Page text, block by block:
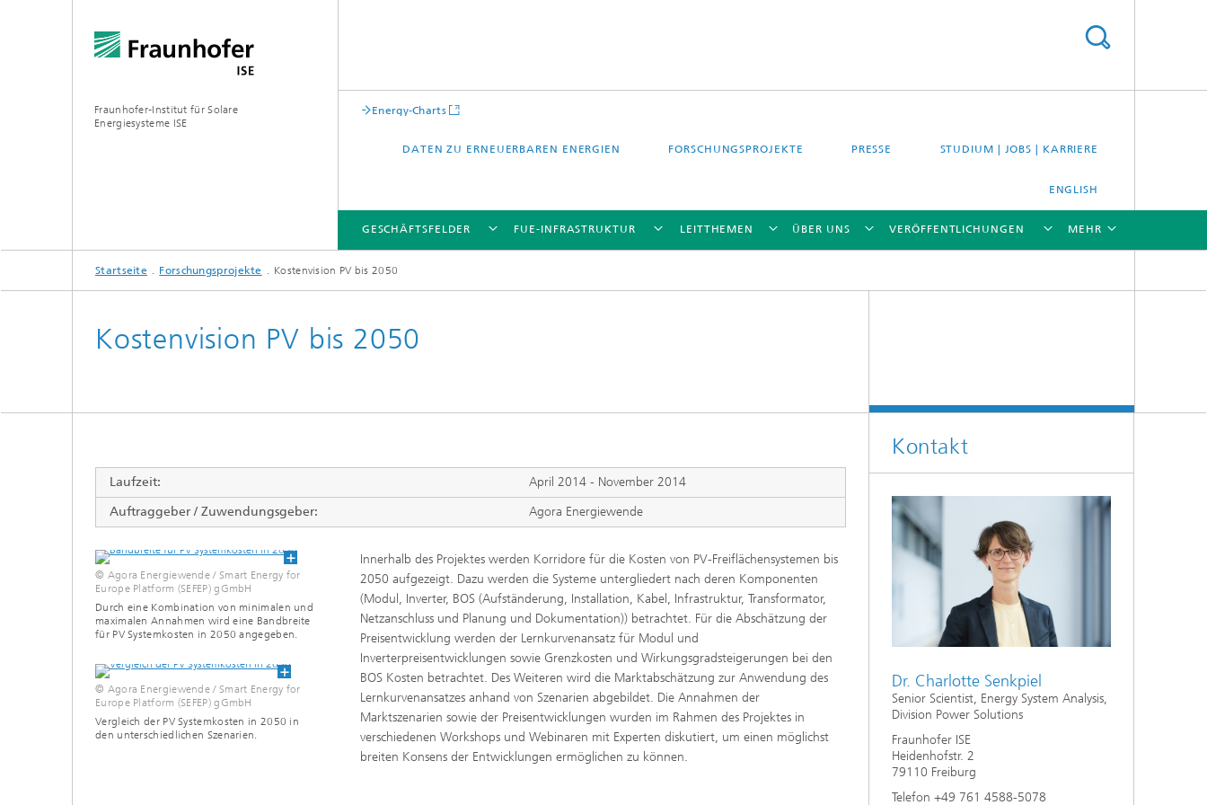
Fraunhofer-Institut für Solare
Energiesysteme ISE
Energy-Charts
DATEN ZU ERNEUERBAREN ENERGIEN FORSCHUNGSPROJEKTE PRESSE STUDIUM | JOBS | KARRIERE
ENGLISH
GESCHÄFTSFELDER
GESCHÄFTSFELDER
III-V-Solarzellen, -Module und
konzentrierende Photovoltaik
Photonische und
Verbindungs- und
Datenmanagement
Lasertechnologie
Drucktechnologie
Digitaler Netzanschluss
Netzplanung und Netzbetrieb
Batteriesystemtechnik
Produktionstechnologie für Batterien
Batterieintegration und -
betriebsführung
Technologiebewertung für Batterien
Digitalisierung in Batterieforschung
und -produktion
Gebäudehülle
Wärmepumpen
Lüftung, Klima, Kälte
Solarthermie: Anlagen und
Membranelektrolyse
Nachhaltige Syntheseprodukte
Hydrogen System Analysis
Integrierte Energieinfrastrukturen:
Energiedaten und Monitoring
Flexibilitätsmanagement von
Energiekonzepte für die Industrie
Vor-Ort-Systeme
Elektromobilität
FUE-INFRASTRUKTUR
FUE-INFRASTRUKTUR
Zentrum für elektrische
Energiespeicher
Materialcharakterisierung und
Gebrauchsdaueranalyse
Zentrum für Leistungselektronik und
nachhaltige Netze
Zentrum für Elektrolyse,
2
Zentrum für funktionale Oberflächen
TestLab PV Modules
LEITTHEMEN
LEITTHEMEN
ÜBER UNS
ÜBER UNS
VERÖFFENTLICHUNGEN
VERÖFFENTLICHUNGEN
MEHR
Startseite Forschungsprojekte Kostenvision PV bis 2050
Kostenvision PV bis 2050
Laufzeit:
April 2014 - November 2014
Auftraggeber / Zuwendungsgeber:
Agora Energiewende
© Agora Energiewende / Smart Energy for
Europe Platform (SEFEP) gGmbH
Durch eine Kombination von minimalen und
maximalen Annahmen wird eine Bandbreite
für PV Systemkosten in 2050 angegeben.
© Agora Energiewende / Smart Energy for
Europe Platform (SEFEP) gGmbH
Vergleich der PV Systemkosten in 2050 in
den unterschiedlichen Szenarien.
Innerhalb des Projektes werden Korridore für die Kosten von PV-Freiflächensystemen bis
2050 aufgezeigt. Dazu werden die Systeme untergliedert nach deren Komponenten
(Modul, Inverter, BOS (Aufständerung, Installation, Kabel, Infrastruktur, Transformator,
Netzanschluss und Planung und Dokumentation)) betrachtet. Für die Abschätzung der
Preisentwicklung werden der Lernkurvenansatz für Modul und
Inverterpreisentwicklungen sowie Grenzkosten und Wirkungsgradsteigerungen bei den
BOS Kosten betrachtet. Des Weiteren wird die Marktabschätzung zur Anwendung des
Lernkurvenansatzes anhand von Szenarien abgebildet. Die Annahmen der
Marktszenarien sowie der Preisentwicklungen wurden im Rahmen des Projektes in
verschiedenen Workshops und Webinaren mit Experten diskutiert, um einen möglichst
breiten Konsens der Entwicklungen ermöglichen zu können.
Kontakt
Dr. Charlotte Senkpiel
Senior Scientist, Energy System Analysis,
Division Power Solutions
Fraunhofer ISE
Heidenhofstr. 2
79110 Freiburg
Telefon +49 761 4588-5078